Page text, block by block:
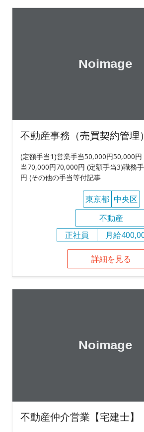
不動産事務（売買契約管理）
(定額手当1)営業手当50,000円50,000
当70,000円70,000円 (定額手当3)職務
円 (その他の手当等付記事
東京都 中央区
不動産
正社員
月給
詳細を見る
不動産仲介営業【宅建士】